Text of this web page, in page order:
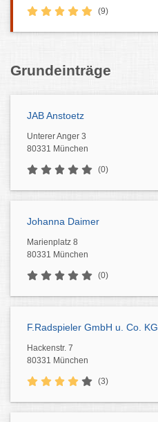
(9)
Grundeinträge
JAB Anstoetz
Unterer Anger 3
80331 München
(0)
Johanna Daimer
Marienplatz 8
80331 München
(0)
F.Radspieler GmbH u. Co. KG.
Hackenstr. 7
80331 München
(3)